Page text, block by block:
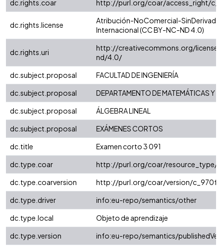
dc.rights.coar
http://purl.org/coar/access_right/
dc.rights.license
Atribución-NoComercial-
Internacional (CC BY-NC-ND 4.0)
dc.rights.uri
http://creativecommons.org/
nd/4.0/
dc.subject.proposal
FACULTAD DE INGENIERÍA
dc.subject.proposal
DEPARTAMENTO DE MATEMÁTICAS Y
dc.subject.proposal
ÁLGEBRA LINEAL
dc.subject.proposal
EXÁMENES CORTOS
dc.title
Examen corto 3 091
dc.type.coar
http://purl.org/coar/resource_type/
dc.type.coarversion
http://purl.org/coar/version/
dc.type.driver
info:eu-repo/semantics/other
dc.type.local
Objeto de aprendizaje
dc.type.version
info:eu-repo/semantics/